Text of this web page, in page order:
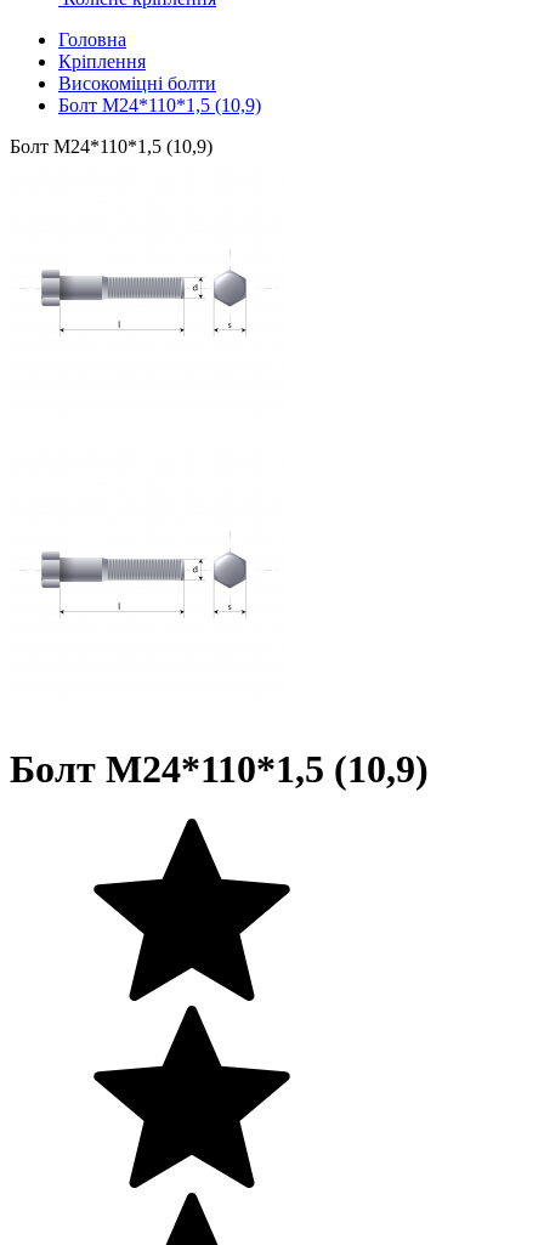
Головна
Кріплення
Високоміцні болти
Болт М24*110*1,5 (10,9)
Болт М24*110*1,5 (10,9)
Болт М24*110*1,5 (10,9)